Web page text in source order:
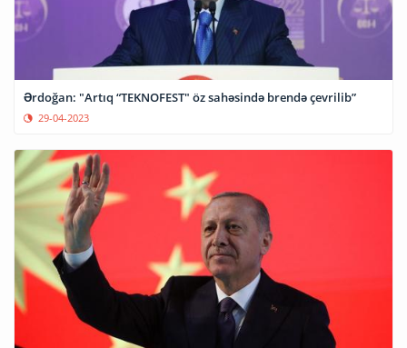
Ərdoğan: "Artıq “TEKNOFEST" öz sahəsində brendə çevrilib”
29-04-2023